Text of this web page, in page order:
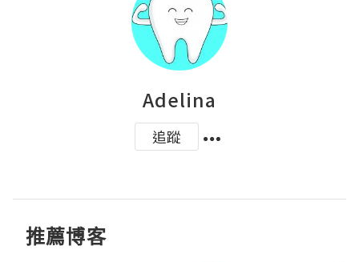
Adelina
追蹤
推薦博客